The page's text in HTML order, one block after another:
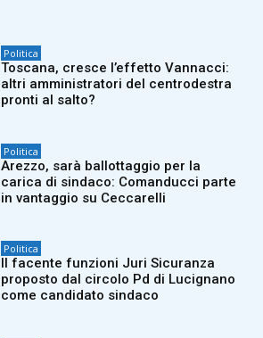
Politica
Toscana, cresce l’effetto Vannacci:
altri amministratori del centrodestra
pronti al salto?
Politica
Arezzo, sarà ballottaggio per la
carica di sindaco: Comanducci parte
in vantaggio su Ceccarelli
Politica
Il facente funzioni Juri Sicuranza
proposto dal circolo Pd di Lucignano
come candidato sindaco